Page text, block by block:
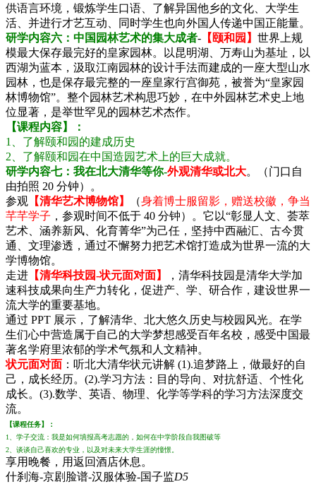
供语言环境，锻炼学生口语、了解异国他乡的文化、大学生
活、并进行才艺互动、同时学生也向外国人传递中国正能量。
研学内容六：中国园林艺术的集大成者- 【颐和园】 世界上规
模最大保存最完好的皇家园林。以昆明湖、万寿山为基址，以
西湖为蓝本，汲取江南园林的设计手法而建成的一座大型山水
园林，也是保存最完整的一座皇家行宫御苑，被誉为“皇家园
林博物馆”。整个园林艺术构思巧妙，在中外园林艺术史上地
位显著，是举世罕见的园林艺术杰作。
【课程内容】：
1、了解颐和园的建成历史
2、了解颐和园在中国造园艺术上的巨大成就。
研学内容七：我在北大清华等你-外观清华或北大。（门口自
由拍照 20 分钟）。
参观 【清华艺术博物馆】 （身着博士服留影，赠送校徽，争当
芊芊学子 ，参观时间不低于 40 分钟）。它以“彰显人文、荟萃
艺术、涵养新风、化育菁华”为己任，坚持中西融汇、古今贯
通、文理渗透，通过不懈努力把艺术馆打造成为世界一流的大
学博物馆。
走进 【清华科技园-状元面对面】
，清华科技园是清华大学加
速科技成果向生产力转化，促进产、学、研合作，建设世界一
流大学的重要基地。
通过 PPT 展示，了解清华、北大悠久历史与校园风光。在学
生们心中营造属于自己的大学梦想感受百年名校，感受中国最
著名学府里浓郁的学术气氛和人文精神。
状元面对面 ：听北大清华状元讲解 (1).追梦路上，做最好的自
己，成长经历。(2).学习方法：目的导向、对抗舒适、个性化
成长。(3).数学、英语、物理、化学等学科的学习方法深度交
流。
【课程任务】：
1、学子交流：我是如何填报高考志愿的，如何在中学阶段自我图破等
2、谈谈自己喜欢的专业，以及对未来大学生涯的憧憬。
享用晚餐，用返回酒店休息。
什刹海-京剧脸谱-汉服体验-国子监D5